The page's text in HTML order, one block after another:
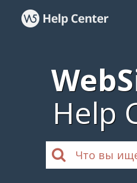
Help